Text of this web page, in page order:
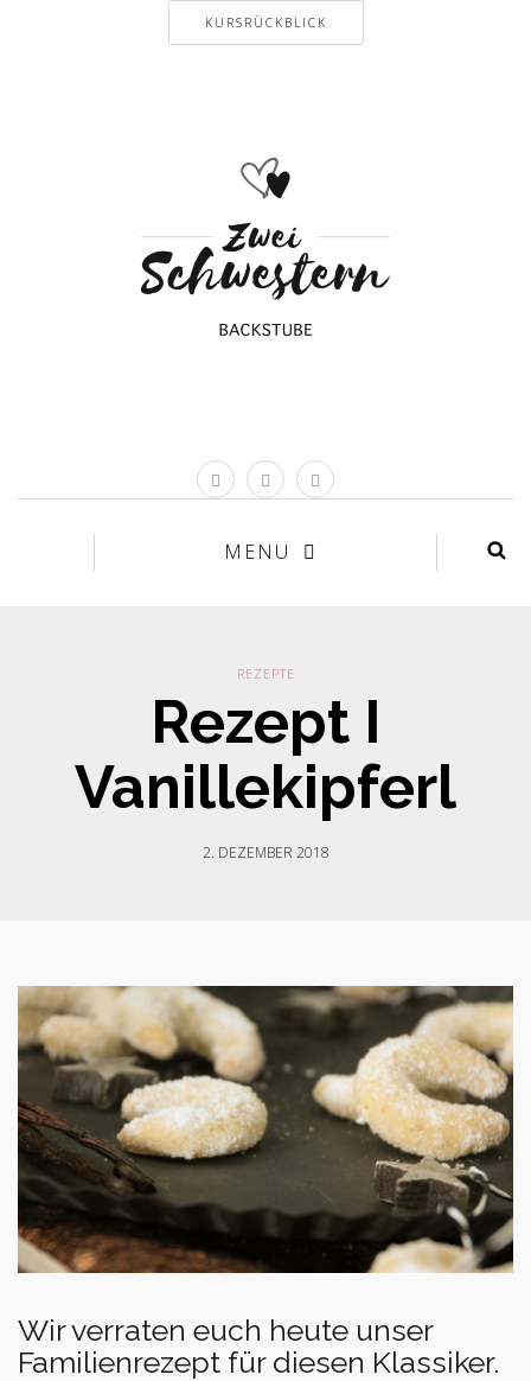
KURSRÜCKBLICK
MENU
REZEPTE
Rezept I
Vanillekipferl
2. DEZEMBER 2018
Wir verraten euch heute unser
Familienrezept für diesen Klassiker.